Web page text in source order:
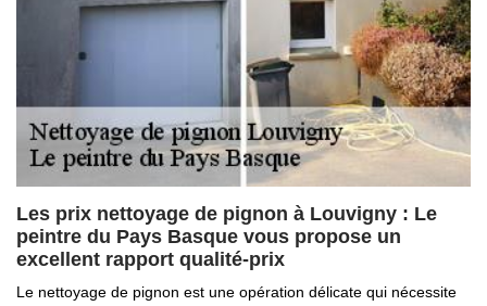
Les prix nettoyage de pignon à Louvigny : Le
peintre du Pays Basque vous propose un
excellent rapport qualité-prix
Le nettoyage de pignon est une opération délicate qui nécessite